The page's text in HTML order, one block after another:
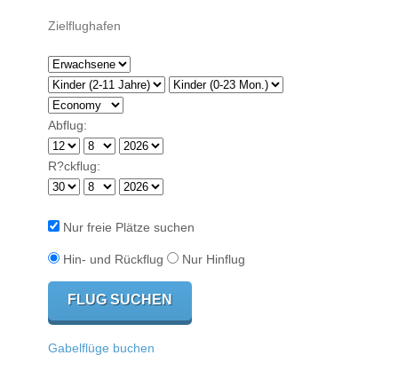
Abflug:
R?ckflug:
Nur freie Plätze suchen
Hin- und Rückflug Nur Hinflug
Gabelflüge buchen